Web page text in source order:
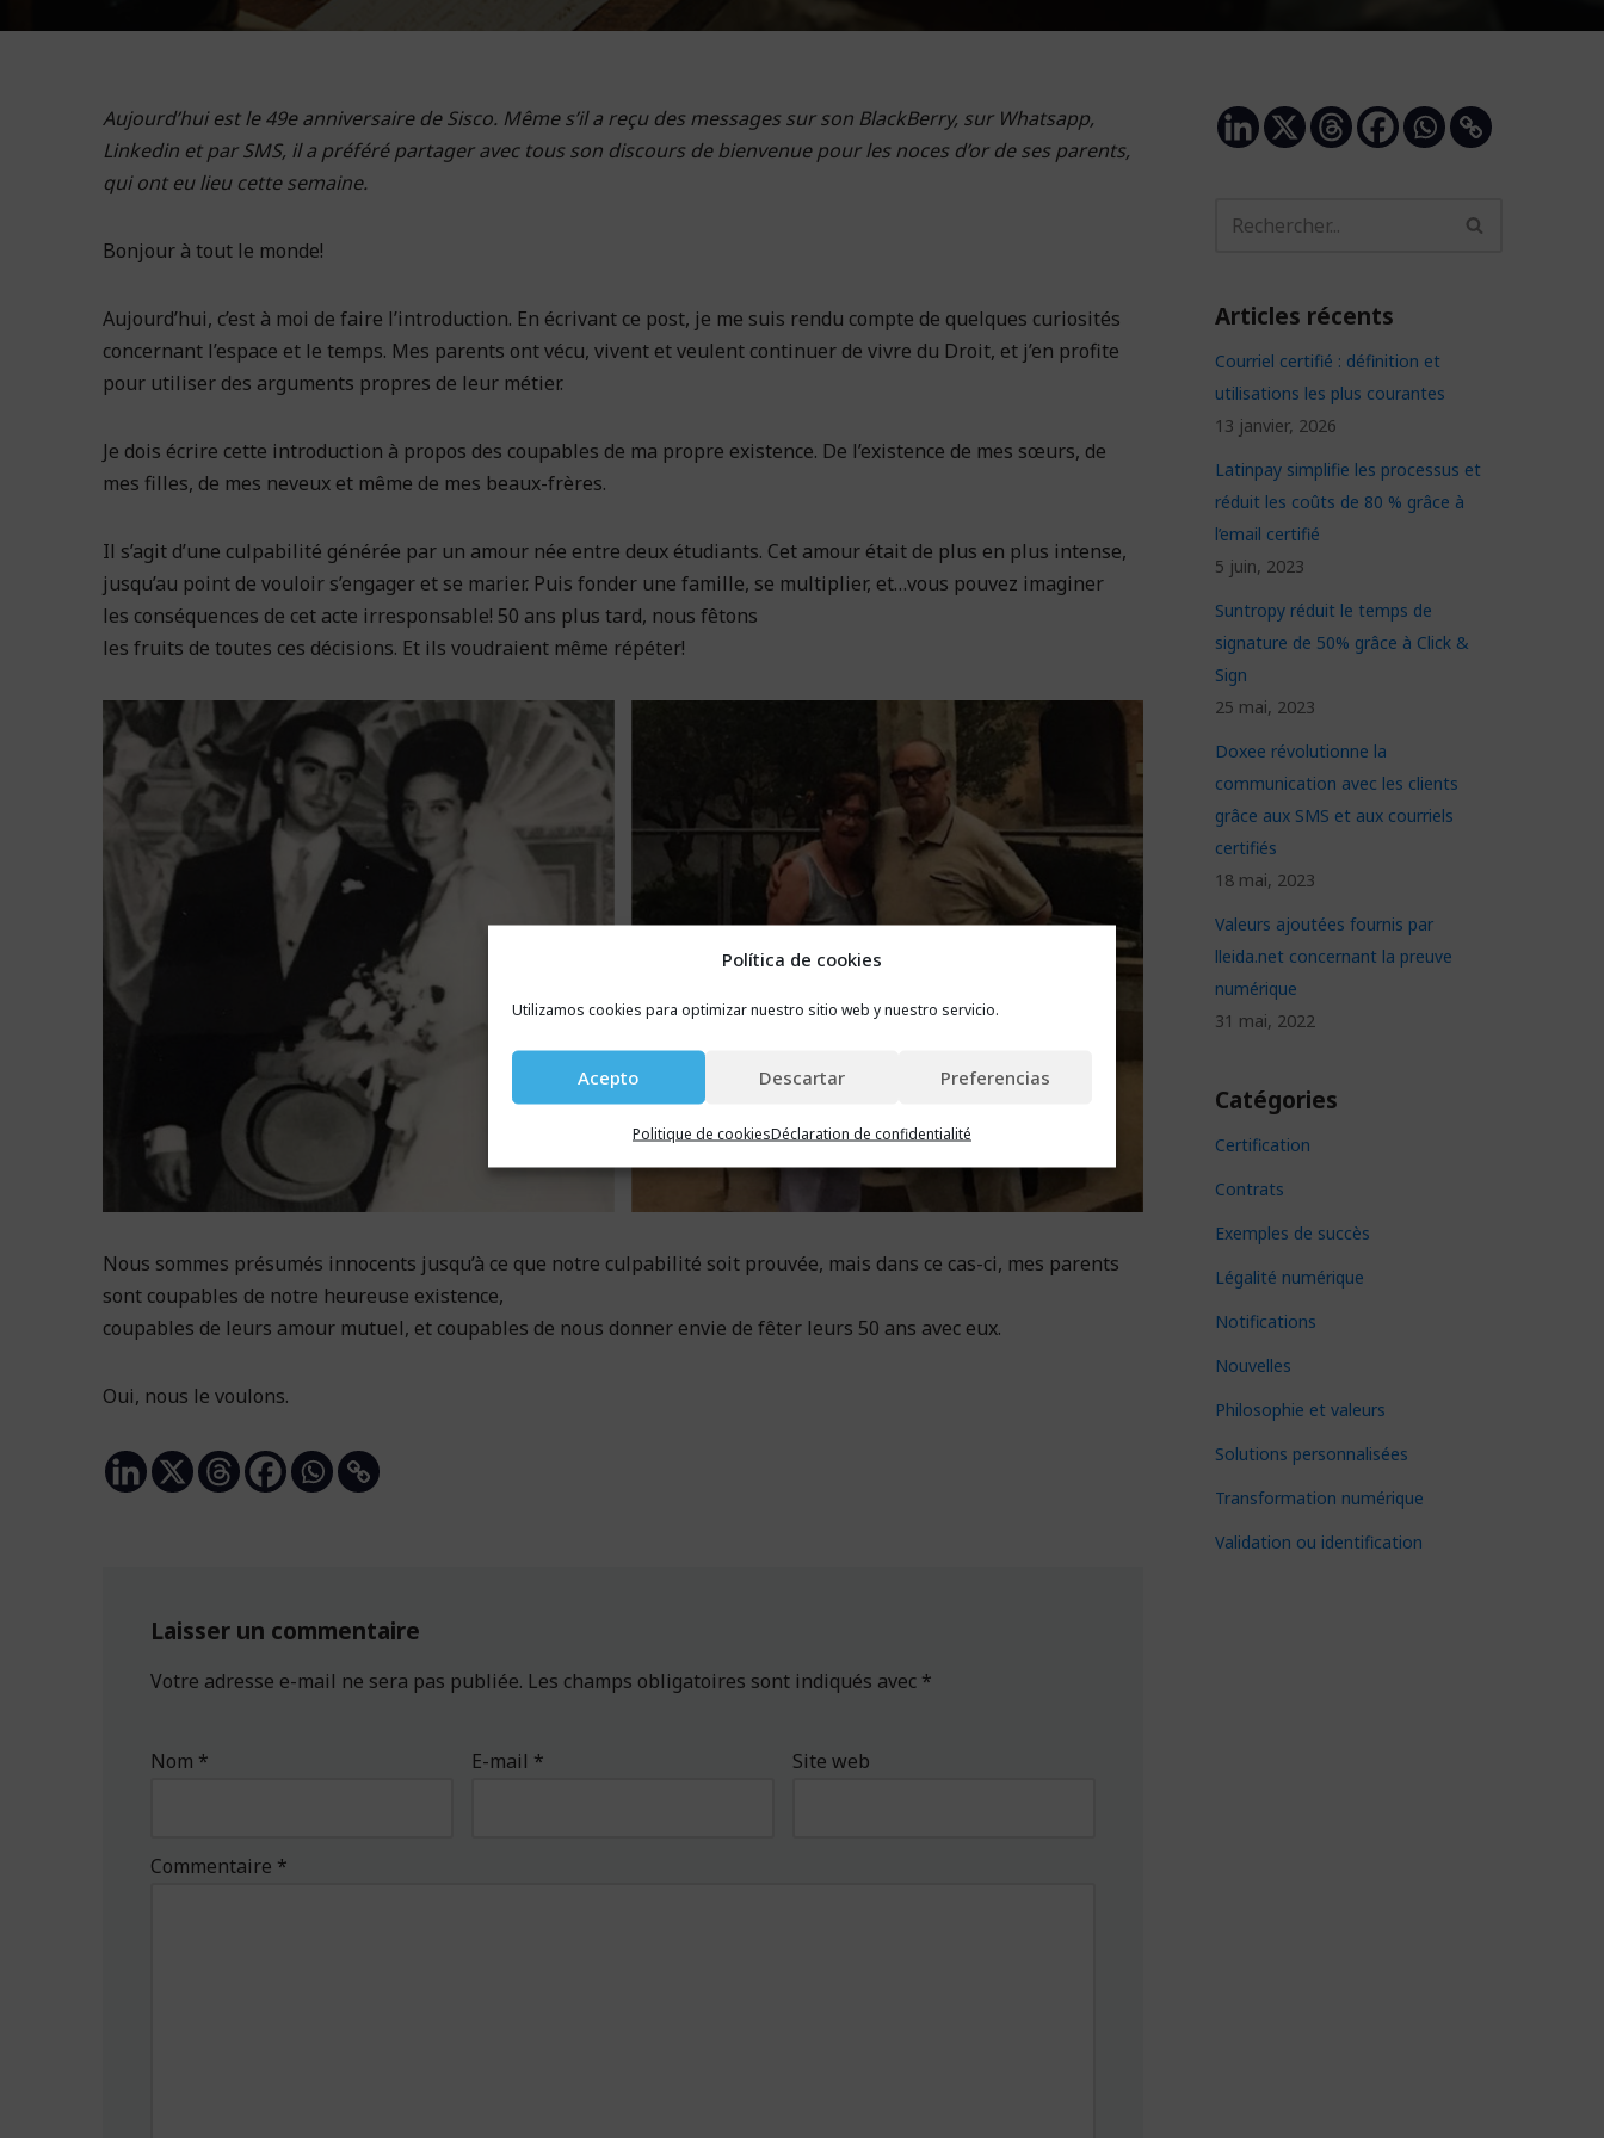
Política de cookies
Utilizamos cookies para optimizar nuestro sitio web y nuestro servicio.
Acepto Descartar Preferencias
Politique de cookiesDéclaration de confidentialité
Aujourd’hui est le 49e anniversaire de Sisco. Même s’il a reçu des messages sur son BlackBerry, sur Whatsapp,
Linkedin et par SMS, il a préféré partager avec tous son discours de bienvenue pour les noces d’or de ses parents,
qui ont eu lieu cette semaine.
Bonjour à tout le monde!
Aujourd’hui, c’est à moi de faire l’introduction. En écrivant ce post, je me suis rendu compte de quelques curiosités
concernant l’espace et le temps. Mes parents ont vécu, vivent et veulent continuer de vivre du Droit, et j’en profite
pour utiliser des arguments propres de leur métier.
Je dois écrire cette introduction à propos des coupables de ma propre existence. De l’existence de mes sœurs, de
mes filles, de mes neveux et même de mes beaux-frères.
Il s’agit d’une culpabilité générée par un amour née entre deux étudiants. Cet amour était de plus en plus intense,
jusqu’au point de vouloir s’engager et se marier. Puis fonder une famille, se multiplier, et…vous pouvez imaginer
les conséquences de cet acte irresponsable! 50 ans plus tard, nous fêtons
les fruits de toutes ces décisions. Et ils voudraient même répéter!
Nous sommes présumés innocents jusqu’à ce que notre culpabilité soit prouvée, mais dans ce cas-ci, mes parents
sont coupables de notre heureuse existence,
coupables de leurs amour mutuel, et coupables de nous donner envie de fêter leurs 50 ans avec eux.
Oui, nous le voulons.
Laisser un commentaire
Votre adresse e-mail ne sera pas publiée. Les champs obligatoires sont indiqués avec *
Nom * E-mail * Site web
Commentaire *
Articles récents
Courriel certifié : définition et
utilisations les plus courantes
13 janvier, 2026
Latinpay simplifie les processus et
réduit les coûts de 80 % grâce à
l’email certifié
5 juin, 2023
Suntropy réduit le temps de
signature de 50% grâce à Click &
Sign
25 mai, 2023
Doxee révolutionne la
communication avec les clients
grâce aux SMS et aux courriels
certifiés
18 mai, 2023
Valeurs ajoutées fournis par
lleida.net concernant la preuve
numérique
31 mai, 2022
Catégories
Certification
Contrats
Exemples de succès
Légalité numérique
Notifications
Nouvelles
Philosophie et valeurs
Solutions personnalisées
Transformation numérique
Validation ou identification